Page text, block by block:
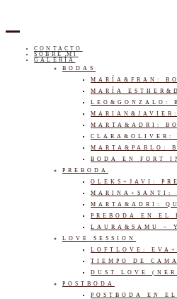
CONTACTO
SOBRE MI
GALERÍA
BODAS
MARÍA&FRAN:
MARÍA
LEO&GONZALO:
MARTA&ADRI:
CLARA&OLIVER:
MARTA&PABLO:
BODA EN FORT
PREBODA
OLEKS+JAVI:
MARINA+SANTI:
MARTA&ADRI:
PREBODA EN EL
LAURA&SAMU –
LOVE SESSION
LOFTLOVE:
TIEMPO DE
DUST LOVE
POSTBODA
POSTBODA EN